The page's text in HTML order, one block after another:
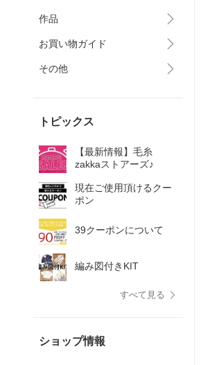
作品
お買い物ガイド
その他
トピックス
【最新情報】毛糸
zakkaストアーズ♪
現在ご使用頂けるクー
ポン
39クーポンについて
編み図付きKIT
すべて見る
ショップ情報